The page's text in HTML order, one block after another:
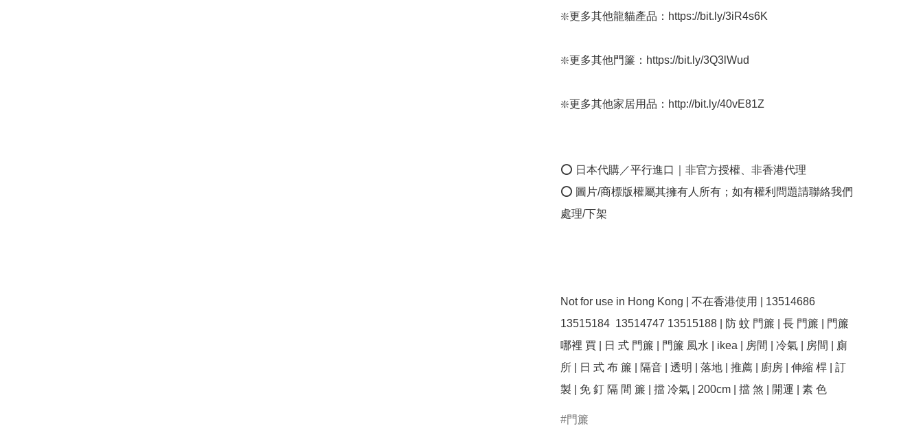
❇️更多其他龍貓產品：https://bit.ly/3iR4s6K
❇️更多其他門簾：https://bit.ly/3Q3lWud
❇️更多其他家居用品：http://bit.ly/40vE81Z
⭕ 日本代購／平行進口｜非官方授權、非香港代理
⭕ 圖片/商標版權屬其擁有人所有；如有權利問題請聯絡我們
處理/下架
Not for use in Hong Kong | 不在香港使用 | 13514686
13515184  13514747 13515188 | 防 蚊 門簾 | 長 門簾 | 門簾
哪裡 買 | 日 式 門簾 | 門簾 風水 | ikea | 房間 | 冷氣 | 房間 | 廁
所 | 日 式 布 簾 | 隔音 | 透明 | 落地 | 推薦 | 廚房 | 伸縮 桿 | 訂
製 | 免 釘 隔 間 簾 | 擋 冷氣 | 200cm | 擋 煞 | 開運 | 素 色
門簾